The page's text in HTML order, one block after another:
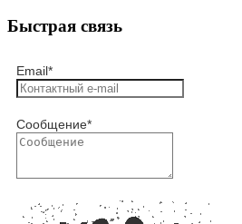
Быстрая связь
Email*
Сообщение*